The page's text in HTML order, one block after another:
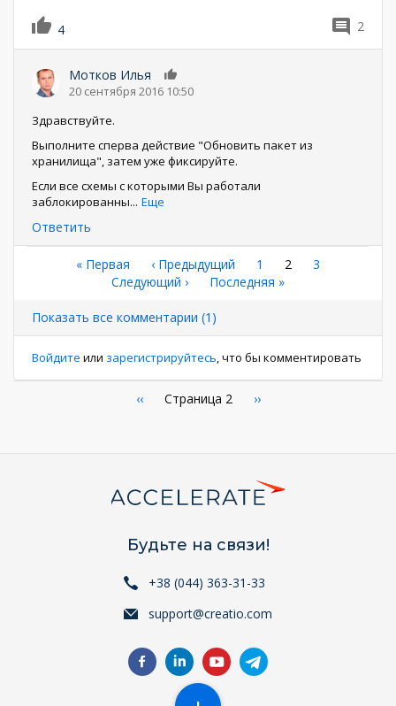
4 2
Мотков Илья
20 сентября 2016 10:50
Здравствуйте.
Выполните сперва действие "Обновить пакет из
хранилища", затем уже фиксируйте.
Если все схемы с которыми Вы работали
заблокированны... Еще
Ответить
Нумерация
страниц
Первая
страница
« Первая ←
‹ Предыдущий Страница
1
Текущая
2 Страница
3
Следующая
Следующий ›
Последняя
Последняя »
Показать все комментарии (1)
Войдите или зарегистрируйтесь, что бы комментировать
Нумерация
←
‹‹ Страница 2
Следующая
››
Будьте на связи!
+38 (044) 363-31-33
support@creatio.com